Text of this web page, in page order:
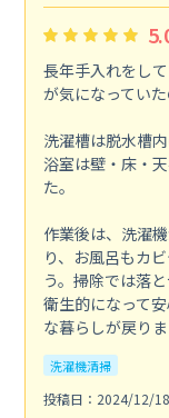
長年手入れをし
が気になってい
洗濯槽は脱水槽
浴室は壁・床・
た。
作業後は、洗濯
り、お風呂もカ
う。掃除では落
衛生的になって
な暮らしが戻りま
洗濯機清掃
投稿日：2024/12/18